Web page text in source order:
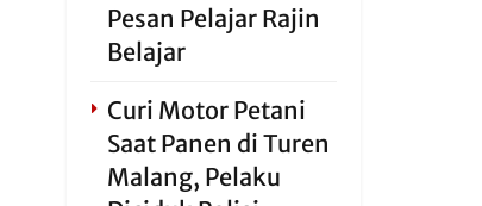
Pesan Pelajar Rajin
Belajar
Curi Motor Petani
Saat Panen di Turen
Malang, Pelaku